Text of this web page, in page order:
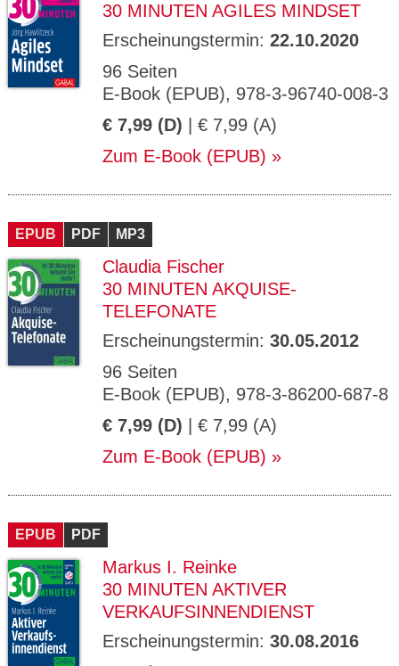
30 MINUTEN AGILES MINDSET
Erscheinungstermin: 22.10.2020
96 Seiten
E-Book (EPUB), 978-3-96740-008-3
€ 7,99 (D) | € 7,99 (A)
Zum E-Book (EPUB)
EPUB PDF MP3
Claudia Fischer
30 MINUTEN AKQUISE-
TELEFONATE
Erscheinungstermin: 30.05.2012
96 Seiten
E-Book (EPUB), 978-3-86200-687-8
€ 7,99 (D) | € 7,99 (A)
Zum E-Book (EPUB)
EPUB PDF
Markus I. Reinke
30 MINUTEN AKTIVER
VERKAUFSINNENDIENST
Erscheinungstermin: 30.08.2016